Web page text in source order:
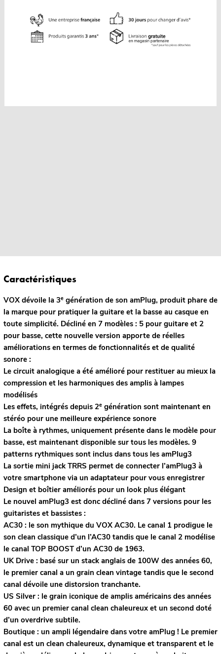
Caractéristiques
VOX dévoile la 3egénération de son amPlug, produit phare de
la marque pour pratiquer la guitare et la basse au casque en
toute simplicité. Décliné en 7 modèles : 5 pour guitare et 2
pour basse, cette nouvelle version apporte de réelles
améliorations en termes de fonctionnalités et de qualité
sonore :
Le circuit analogique a été amélioré pour restituer au mieux la
compression et les harmoniques des amplis à lampes
modélisés
Les effets, intégrés depuis 2egénération sont maintenant en
stéréo pour une meilleure expérience sonore
La boîte à rythmes, uniquement présente dans le modèle pour
basse, est maintenant disponible sur tous les modèles. 9
patterns rythmiques sont inclus dans tous les amPlug3
La sortie mini jack TRRS permet de connecter l’amPlug3 à
votre smartphone via un adaptateur pour vous enregistrer
Design et boîtier améliorés pour un look plus élégant
Le nouvel amPlug3 est donc décliné dans 7 versions pour les
guitaristes et bassistes :
AC30 : le son mythique du VOX AC30. Le canal 1 prodigue le
son clean classique d’un l’AC30 tandis que le canal 2 modélise
le canal TOP BOOST d’un AC30 de 1963.
UK Drive : basé sur un stack anglais de 100W des années 60,
le premier canal a un grain clean vintage tandis que le second
canal dévoile une distorsion tranchante.
US Silver : le grain iconique de amplis américains des années
60 avec un premier canal clean chaleureux et un second doté
d’un overdrive subtile.
Boutique : un ampli légendaire dans votre amPlug ! Le premier
canal est un clean chaleureux, dynamique et transparent et le